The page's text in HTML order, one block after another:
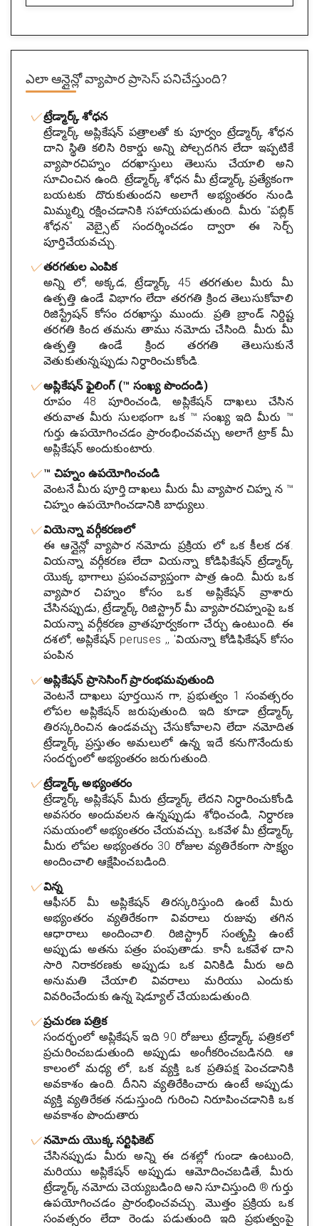
ఎలా ఆన్లైన్లో వ్యాపార ప్రాసెస్ పనిచేస్తుంది?
ట్రేడ్మార్క్ శోధన
ట్రేడ్మార్క్ అప్లికేషన్ పత్రాలతో కు పూర్వం ట్రేడ్మార్క్ శోధన
దాని స్థితి కలిసి రికార్డు అన్ని పోల్చదగిన లేదా ఇప్పటికే
వ్యాపారచిహ్నం దరఖాస్తులు తెలుసు చేయాలి అని
సూచించిన ఉంది. ట్రేడ్మార్క్ శోధన మీ ట్రేడ్మార్క్ ప్రత్యేకంగా
బయటకు దొరుకుతుందని అలాగే అభ్యంతరం నుండి
మిమ్మల్ని రక్షించడానికి సహాయపడుతుంది. మీరు "పబ్లిక్
శోధన" వెబ్సైట్ సందర్శించడం ద్వారా ఈ సెర్చ్
పూర్తిచేయవచ్చు.
తరగతుల ఎంపిక
అన్ని లో, అక్కడ, ట్రేడ్మార్క్ 45 తరగతుల మీరు మీ
ఉత్పత్తి ఉండే విభాగం లేదా తరగతి క్రింద తెలుసుకోవాలి
రిజిస్ట్రేషన్ కోసం దరఖాస్తు ముందు. ప్రతి బ్రాండ్ నిర్దిష్ట
తరగతి కింద తమను తాము నమోదు చేసింది. మీరు మీ
ఉత్పత్తి ఉండే క్రింద తరగతి తెలుసుకునే
వెతుకుతున్నప్పుడు నిర్ధారించుకోండి.
అప్లికేషన్ ఫైలింగ్ (™ సంఖ్య పొందండి)
రూపం 48 పూరించండి, అప్లికేషన్ దాఖలు చేసిన
తరువాత మీరు సులభంగా ఒక ™ సంఖ్య ఇది మీరు ™
గుర్తు ఉపయోగించడం ప్రారంభించవచ్చు అలాగే ట్రాక్ మీ
అప్లికేషన్ అందుకుంటారు.
™ చిహ్నం ఉపయోగించండి
వెంటనే మీరు పూర్తి దాఖలు మీరు మీ వ్యాపార చిహ్న న ™
చిహ్నం ఉపయోగించడానికి బాధ్యులు.
వియెన్నా వర్గీకరణలో
ఈ ఆన్లైన్లో వ్యాపార నమోదు ప్రక్రియ లో ఒక కీలక దశ.
వియన్నా వర్గీకరణ లేదా వియన్నా కోడిఫికేషన్ ట్రేడ్మార్క్
యొక్క భాగాలు ప్రపంచవ్యాప్తంగా పాత్ర ఉంది. మీరు ఒక
వ్యాపార చిహ్నం కోసం ఒక అప్లికేషన్ వ్రాశారు
చేసినప్పుడు, ట్రేడ్మార్క్ రిజిస్ట్రార్ మీ వ్యాపారచిహ్నంపై ఒక
వియన్నా వర్గీకరణ వ్రాతపూర్వకంగా చేర్చు ఉంటుంది. ఈ
దశలో, అప్లికేషన్ peruses ,, 'వియన్నా కోడిఫికేషన్ కోసం
పంపిన
అప్లికేషన్ ప్రాసెసింగ్ ప్రారంభమవుతుంది
వెంటనే దాఖలు పూర్తయిన గా, ప్రభుత్వం 1 సంవత్సరం
లోపల అప్లికేషన్ జరుపుతుంది. ఇది కూడా ట్రేడ్మార్క్
తిరస్కరించిన ఉండవచ్చు చేసుకోవాలని లేదా నమోదిత
ట్రేడ్మార్క్ ప్రస్తుతం అమలులో ఉన్న ఇదే కనుగొనేందుకు
సందర్భంలో అభ్యంతరం జరుగుతుంది.
ట్రేడ్మార్క్ అభ్యంతరం
ట్రేడ్మార్క్ అప్లికేషన్ మీరు ట్రేడ్మార్క్ లేదని నిర్ధారించుకోండి
అవసరం అందువలన ఉన్నప్పుడు శోధించండి, నిర్ధారణ
సమయంలో అభ్యంతరం చేయవచ్చు. ఒకవేళ మీ ట్రేడ్మార్క్
మీరు లోపల అభ్యంతరం 30 రోజుల వ్యతిరేకంగా సాక్ష్యం
అందించాలి ఆక్షేపించబడింది.
విన్న
ఆఫీసర్ మీ అప్లికేషన్ తిరస్కరిస్తుంది ఉంటే మీరు
అభ్యంతరం వ్యతిరేకంగా వివరాలు రుజువు తగిన
ఆధారాలు అందించాలి. రిజిస్ట్రార్ సంతృప్తి ఉంటే
అప్పుడు అతను పత్రం పంపుతాడు. కానీ ఒకవేళ దాని
సారి నిరాకరణకు అప్పుడు ఒక వినికిడి మీరు అది
అనుమతి చేయాలి వివరాలు మరియు ఎందుకు
వివరించేందుకు ఉన్న షెడ్యూల్ చేయబడుతుంది.
ప్రచురణ పత్రిక
సందర్భంలో అప్లికేషన్ ఇది 90 రోజులు ట్రేడ్మార్క్ పత్రికలో
ప్రచురించబడుతుంది అప్పుడు అంగీకరించబడినది. ఆ
కాలంలో మధ్య లో, ఒక వ్యక్తి ఒక ప్రతిపక్ష పెంచడానికి
అవకాశం ఉంది. దీనిని వ్యతిరేకించారు ఉంటే అప్పుడు
వ్యక్తి వ్యతిరేకత నడుస్తుంది గురించి నిరూపించడానికి ఒక
అవకాశం పొందుతారు
నమోదు యొక్క సర్టిఫికెట్
చేసినప్పుడు మీరు అన్ని ఈ దశల్లో గుండా ఉంటుంది,
మరియు అప్లికేషన్ అప్పుడు ఆమోదించబడితే, మీరు
ట్రేడ్మార్క్ నమోదు చెయ్యబడింది అని సూచిస్తుంది ® గుర్తు
ఉపయోగించడం ప్రారంభించవచ్చు. మొత్తం ప్రక్రియ ఒక
సంవత్సరం లేదా రెండు పడుతుంది ఇది ప్రభుత్వంపై